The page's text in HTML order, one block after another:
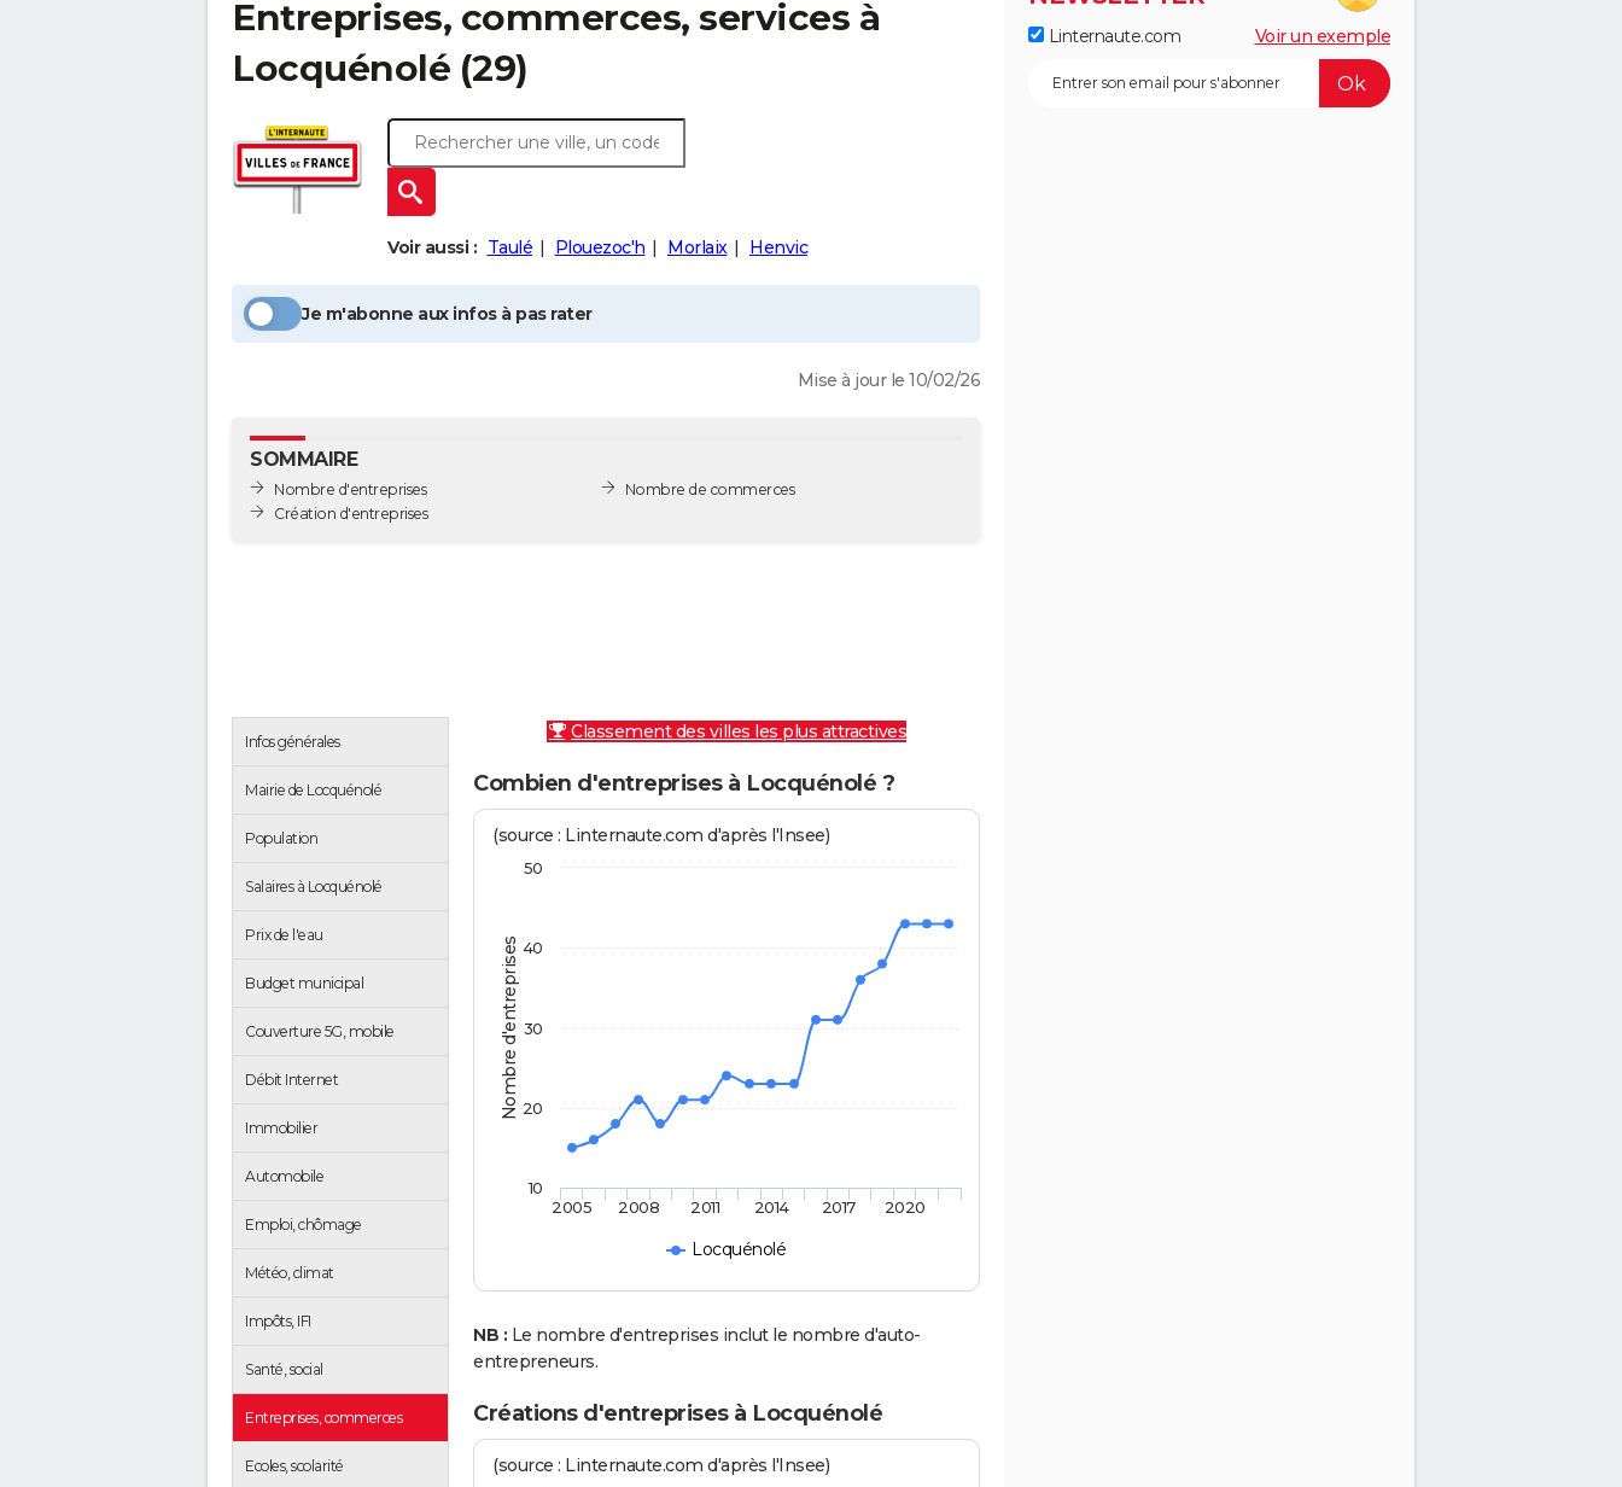
Entreprises, commerces, services à
Locquénolé (29)
Voir aussi : Taulé Plouezoc'h Morlaix Henvic
Je m'abonne aux infos à pas rater
Mise à jour le 10/02/26
SOMMAIRE
Nombre d'entreprises
Création d'entreprises
Nombre de commerces
Infos générales
Mairie de Locquénolé
Population
Salaires à Locquénolé
Prix de l'eau
Budget municipal
Couverture 5G, mobile
Débit Internet
Immobilier
Automobile
Emploi, chômage
Météo, climat
Impôts, IFI
Santé, social
Entreprises, commerces
Ecoles, scolarité
Classement des villes les plus attractives
Combien d'entreprises à Locquénolé ?
Nombre d'entreprises
(source : Linternaute.com d'après l'Insee)
Locquénolé
2005 2008 2011 2014 2017 2020
10
20
30
40
50
NB : Le nombre d'entreprises inclut le nombre d'auto-
entrepreneurs.
Créations d'entreprises à Locquénolé
(source : Linternaute.com d'après l'Insee)
Linternaute.com Voir un exemple